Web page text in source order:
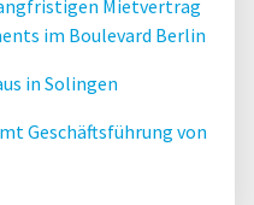
Mietvertrag
im Boulevard Berlin
in Solingen
Geschäftsführung von